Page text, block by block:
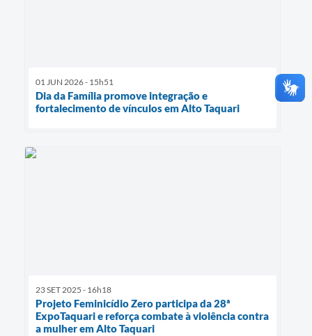
01 JUN 2026 - 15h51
Dia da Família promove integração e
fortalecimento de vínculos em Alto Taquari
23 SET 2025 - 16h18
Projeto Feminicídio Zero participa da 28ª
ExpoTaquari e reforça combate à violência contra
a mulher em Alto Taquari